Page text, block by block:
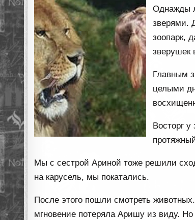
Однажды
зверями.
зоопарк,
зверушек
Главным
целыми
Восторг
Мы с сестрой Ариной тоже решили
на карусель, мы покатались.
После этого пошли смотреть
мгновение потеряла Аришу из виду.